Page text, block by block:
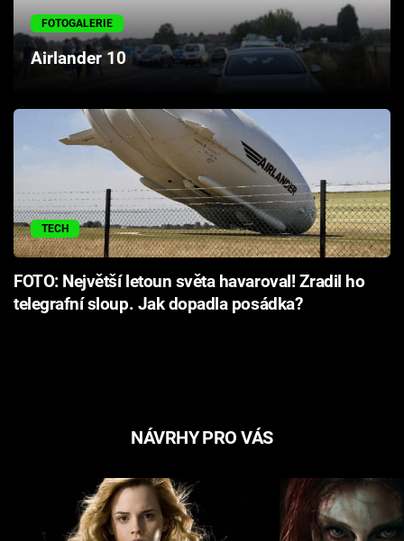
Pořady
Sledujte prima+
Sledujte nás
FOTOGALERIE
Airlander 10
TECH
FOTO: Největší letoun světa havaroval! Zradil ho
telegrafní sloup. Jak dopadla posádka?
NÁVRHY PRO VÁS